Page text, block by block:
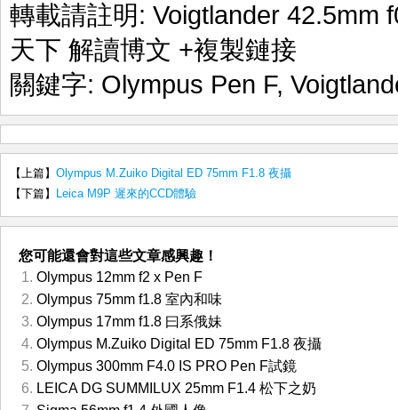
轉載請註明: Voigtlander 42.5mm
天下 解讀博文 +複製鏈接
關鍵字: Olympus Pen F,
【上篇】 Olympus M.Zuiko Digital ED 75mm F1.8 夜攝
【下篇】
Leica M9P 遲來的CCD體驗
您可能還會對這些文章感興趣！
Olympus 12mm f2 x Pen F
Olympus 75mm f1.8 室內和味
Olympus 17mm f1.8 曰系俄妹
Olympus M.Zuiko Digital ED 75mm F1.8 夜攝
Olympus 300mm F4.0 IS PRO Pen F試鏡
LEICA DG SUMMILUX 25mm F1.4 松下之奶